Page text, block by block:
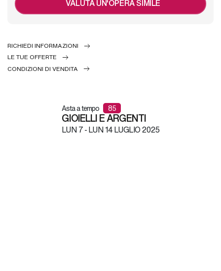
VALUTA UN'OPERA SIMILE
RICHIEDI INFORMAZIONI
LE TUE OFFERTE
CONDIZIONI DI VENDITA
Asta a tempo 85
GIOIELLI E ARGENTI
LUN7 -LUN14 LUGLIO 2025